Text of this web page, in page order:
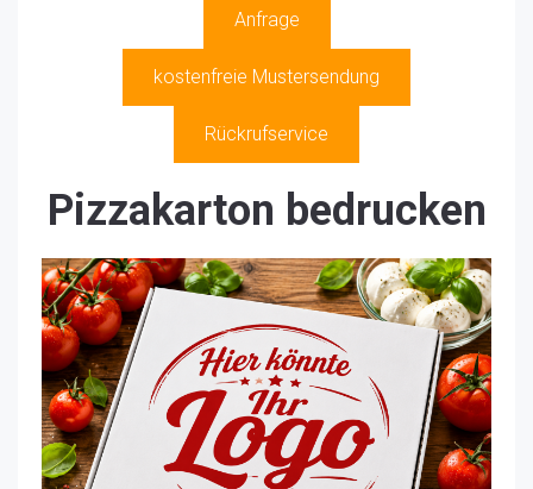
Anfrage
kostenfreie Mustersendung
Rückrufservice
Pizzakarton bedrucken